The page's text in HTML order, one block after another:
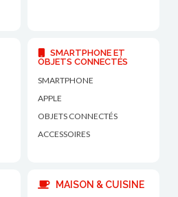
SMARTPHONE ET
OBJETS CONNECTÉS
SMARTPHONE
APPLE
OBJETS CONNECTÉS
ACCESSOIRES
MAISON & CUISINE